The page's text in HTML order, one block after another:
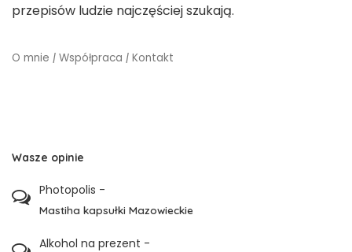
przepisów ludzie najczęściej szukają.
O mnie | Współpraca | Kontakt
Wasze opinie
Photopolis -
Mastiha kapsułki Mazowieckie
Alkohol na prezent -